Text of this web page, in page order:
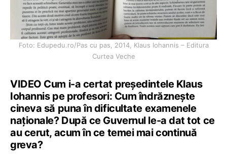
Foto: Edupedu.ro/Pas cu pas, 2014, Klaus Iohannis – Editura
Curtea Veche
VIDEO Cum i-a certat președintele Klaus
Iohannis pe profesori: Cum îndrăznește
cineva să puna în dificultate examenele
naționale? După ce Guvernul le-a dat tot ce
au cerut, acum în ce temei mai continuă
greva?